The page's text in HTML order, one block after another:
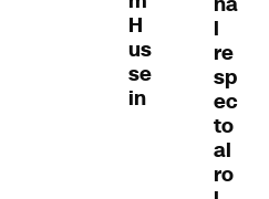
H
us
se
in
l
re
sp
ec
to
al
ro